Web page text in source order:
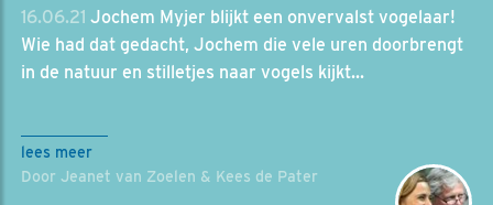
16.06.21 Jochem Myjer blijkt een onvervalst vogelaar!
Wie had dat gedacht, Jochem die vele uren doorbrengt
in de natuur en stilletjes naar vogels kijkt...
lees meer
Door Jeanet van Zoelen & Kees de Pater